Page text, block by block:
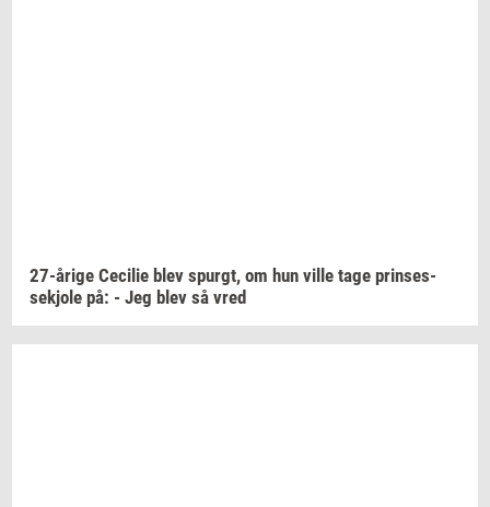
27-​årige Ce­ci­lie blev spurgt, om hun ville tage prin­ses­
sekjo­le på: - Jeg blev så vred